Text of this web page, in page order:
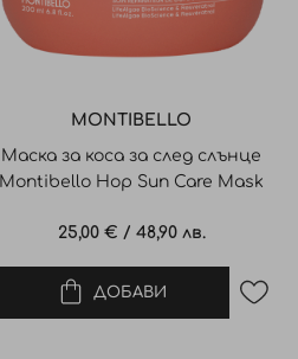
MONTIBELLO
Маска за коса за след слънце
Montibello Hop Sun Care Mask
25,00 € / 48,90 лв.
ДОБАВИ